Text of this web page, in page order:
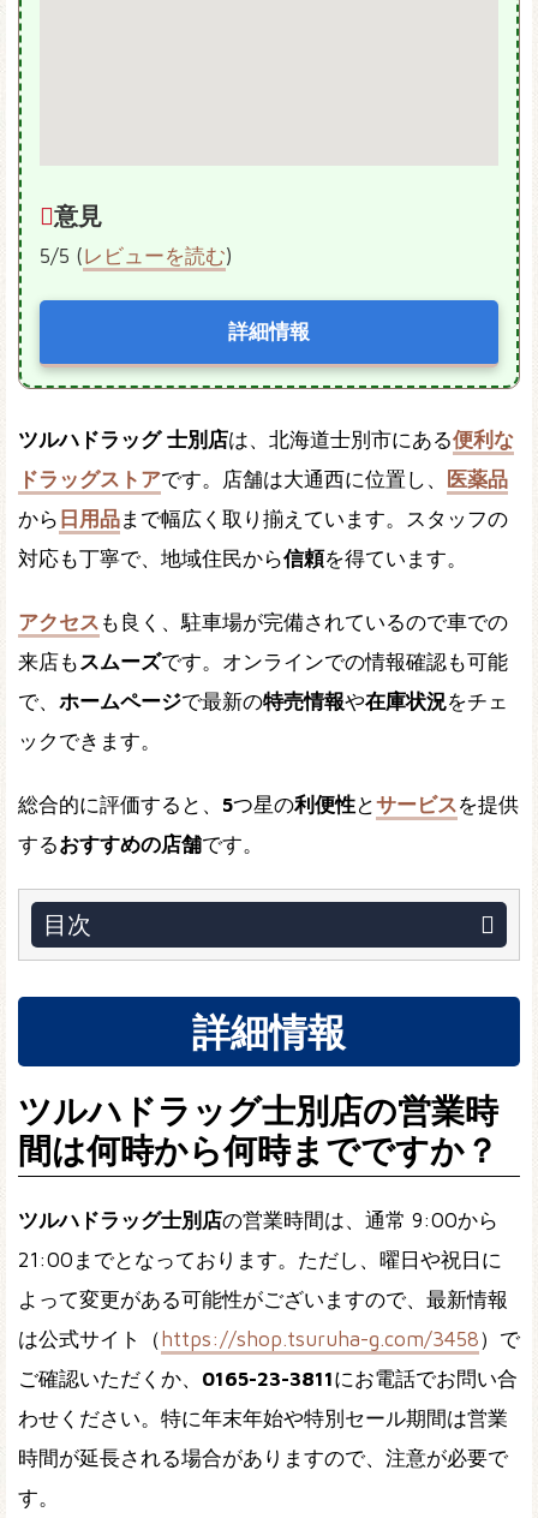
意見
5/5 (レビューを読む)
詳細情報
ツルハドラッグ 士別店は、北海道士別市にある便利な
ドラッグストアです。店舗は大通西に位置し、
医薬品
から 日用品まで幅広く取り揃えています。スタッフの
対応も丁寧で、地域住民から信頼を得ています。
アクセス も良く、駐車場が完備されているので車での
来店も スムーズです。オンラインでの情報確認も可能
で、 ホームページで最新の特売情報や在庫状況をチェ
ックできます。
総合的に評価すると、 5つ星の利便性とサービスを提供
するおすすめの店舗です。
目次
詳細情報
ツルハドラッグ士別店の営業時
間は何時から何時までですか？
ツルハドラッグ士別店の営業時間は、通常 9:00から
21:00までとなっております。ただし、曜日や祝日に
よって変更がある可能性がございますので、最新情報
は公式サイト（https://shop.tsuruha-g.com/3458）で
ご確認いただくか、 0165-23-3811にお電話でお問い合
わせください。特に年末年始や特別セール期間は営業
時間が延長される場合がありますので、注意が必要で
す。